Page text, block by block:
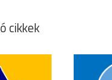
cikkek